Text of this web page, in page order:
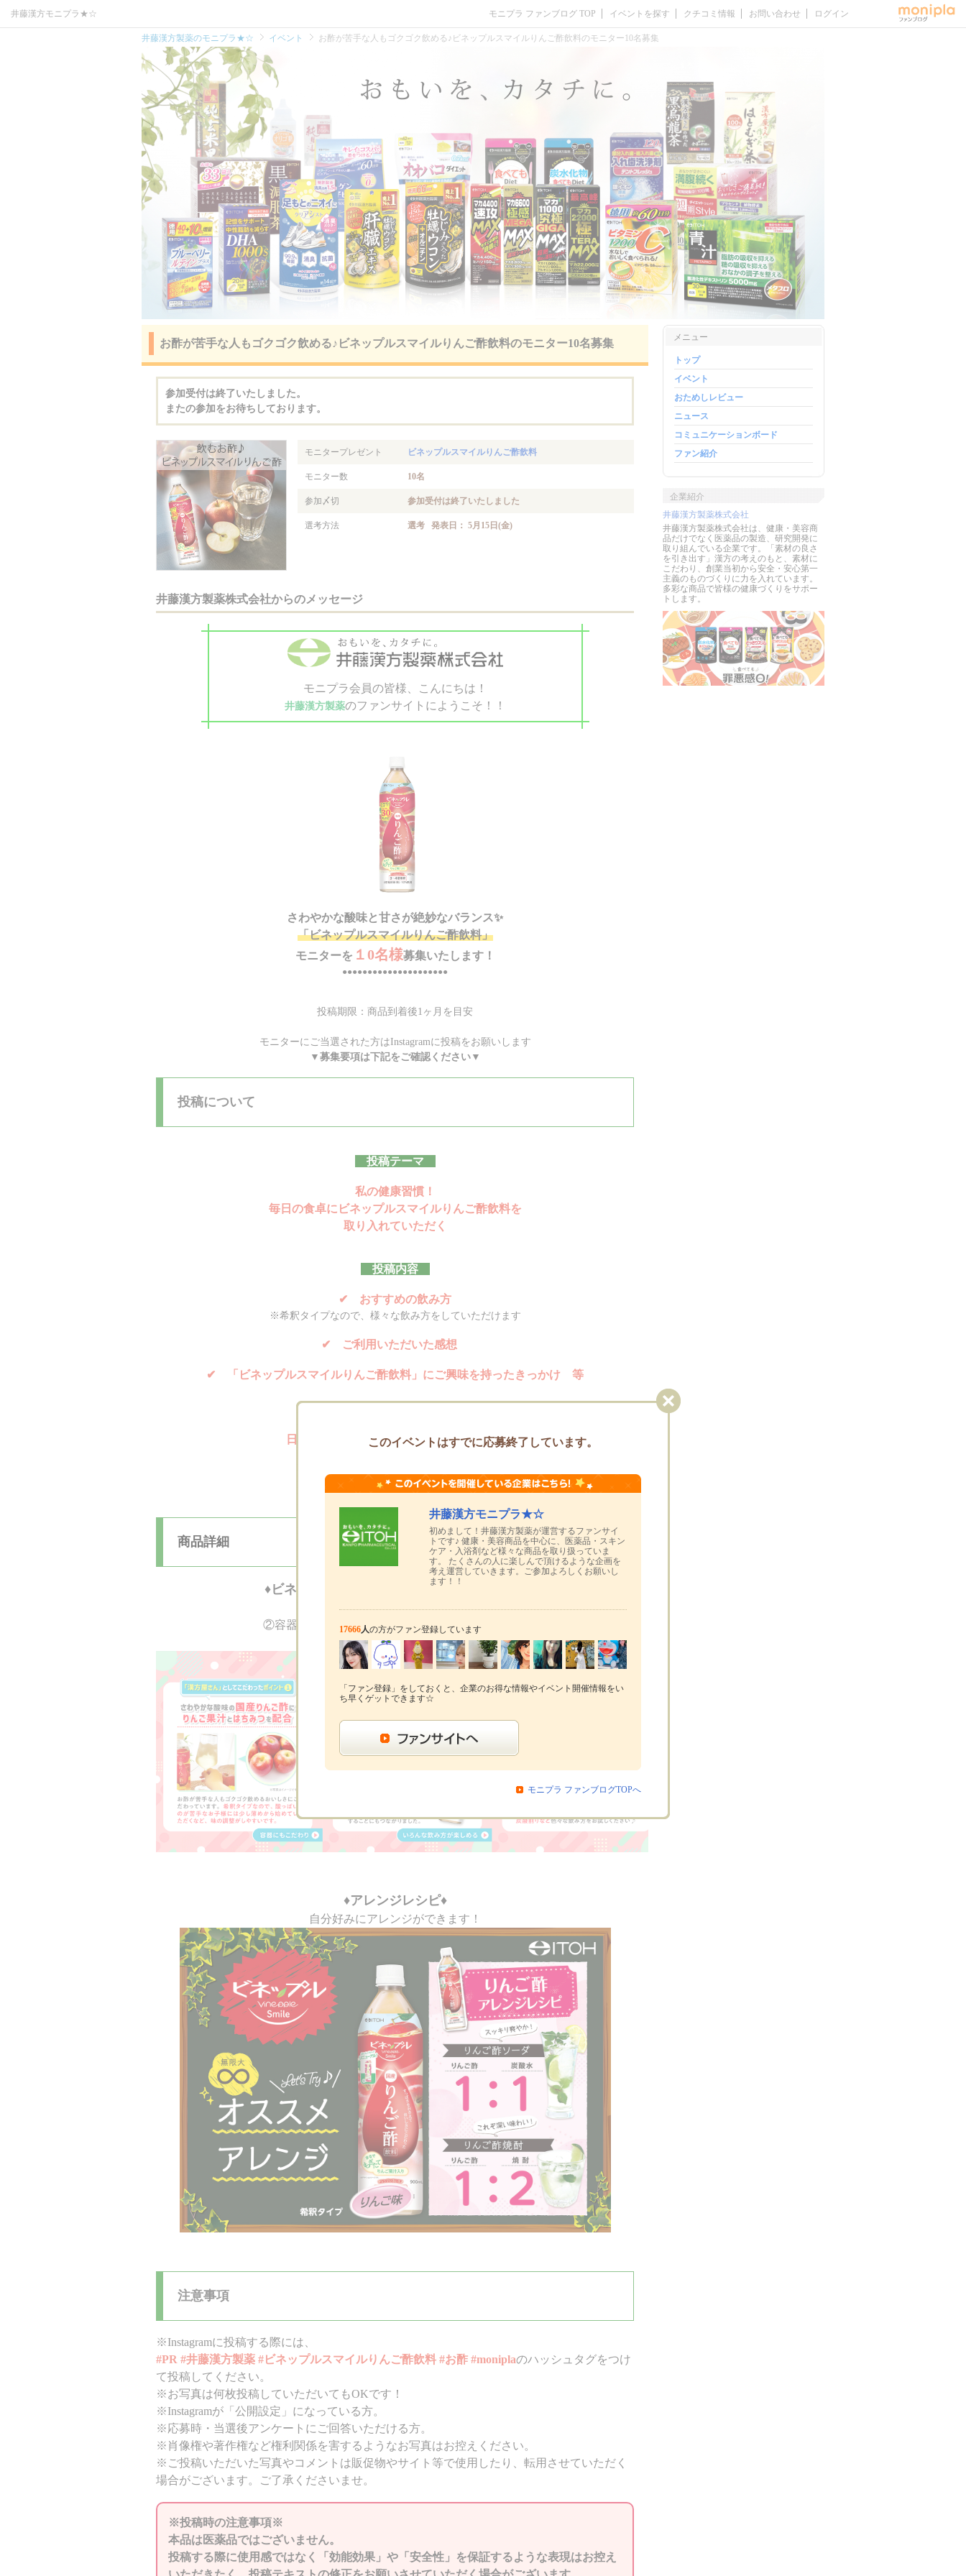
井藤漢方モニプラ★☆ モニプラ ファンブログ TOP イベントを探す クチコミ情報 お問い合わせ ログイン
井藤漢方製薬のモニプラ★☆ イベント お酢が苦手な人もゴクゴク飲める♪ビネップルスマイルりんご酢飲料のモニター10名募集
お酢が苦手な人もゴクゴク飲める♪ビネップルスマイルりんご酢飲料のモニター10名募集
参加受付は終了いたしました。
またの参加をお待ちしております。
モニタープレゼント ビネップルスマイルりんご酢飲料
モニター数 10名
参加〆切 参加受付は終了いたしました
選考方法 選考 発表日： 5月15日(金)
井藤漢方製薬株式会社からのメッセージ
モニプラ会員の皆様、こんにちは！
井藤漢方製薬のファンサイトにようこそ！！
さわやかな酸味と甘さが絶妙なバランス✨
「ビネップルスマイルりんご酢飲料」
モニターを １0名様募集いたします！
●●●●●●●●●●●●●●●●●●●●●
投稿期限：商品到着後1ヶ月を目安
モニターにご当選された方はInstagramに投稿をお願いします
▼募集要項は下記をご確認ください▼
投稿について
投稿テーマ
私の健康習慣！
毎日の食卓にビネップルスマイルりんご酢飲料を
取り入れていただく
投稿内容
✔ おすすめの飲み方
※希釈タイプなので、様々な飲み方をしていただけます
✔ ご利用いただいた感想
✔ 「ビネップルスマイルりんご酢飲料」にご興味を持ったきっかけ 等
日々の生活に取り入れている様子が分かる
商品詳細
♦ビネップルスマイルりんご酢飲料のPOINT♦
①お酢が苦手な人でも飲みやすい！
②容器にもこだわりビンタイプからペットボトルへ
➂希釈タイプなのでアレンジ無限大
♦アレンジレシピ♦
自分好みにアレンジができます！
注意事項
※Instagramに投稿する際には、
#PR #井藤漢方製薬 #ビネップルスマイルりんご酢飲料 #お酢 #moniplaのハッシュタグをつけ
て投稿してください。
※お写真は何枚投稿していただいてもOKです！
※Instagramが「公開設定」になっている方。
※応募時・当選後アンケートにご回答いただける方。
※肖像権や著作権など権利関係を害するようなお写真はお控えください。
※ご投稿いただいた写真やコメントは販促物やサイト等で使用したり、転用させていただく
場合がございます。ご了承くださいませ。
※投稿時の注意事項※
本品は医薬品ではございません。
投稿する際に使用感ではなく「効能効果」や「安全性」を保証するような表現はお控え
メニュー
トップ
イベント
おためしレビュー
ニュース
コミュニケーションボード
ファン紹介
企業紹介
井藤漢方製薬株式会社
井藤漢方製薬株式会社は、健康・美容商
品だけでなく医薬品の製造、研究開発に
取り組んでいる企業です。「素材の良さ
を引き出す」漢方の考えのもと、素材に
こだわり、創業当初から安全・安心第一
主義のものづくりに力を入れています。
多彩な商品で皆様の健康づくりをサポー
トします。
このイベントはすでに応募終了しています。
井藤漢方モニプラ★☆
初めまして！井藤漢方製薬が運営するファンサイ
トです♪ 健康・美容商品を中心に、医薬品・スキン
ケア・入浴剤など様々な商品を取り扱っていま
す。 たくさんの人に楽しんで頂けるような企画を
考え運営していきます。ご参加よろしくお願いし
ます！！
17666人の方がファン登録しています
「ファン登録」をしておくと、企業のお得な情報やイベント開催情報をい
ち早くゲットできます☆
モニプラ ファンブログTOPへ